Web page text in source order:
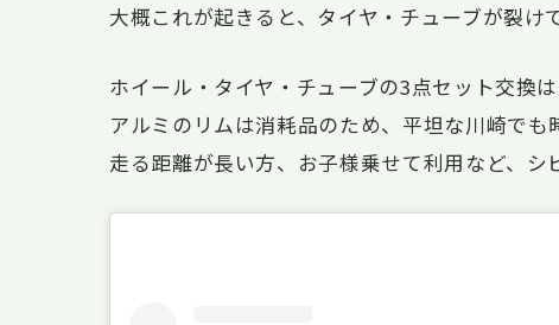
大概これが起きると、タイヤ・チューブが裂け
ホイール・タイヤ・チューブの3点セット交換は
アルミのリムは消耗品のため、平坦な川崎でも
走る距離が長い方、お子様乗せて利用など、シ